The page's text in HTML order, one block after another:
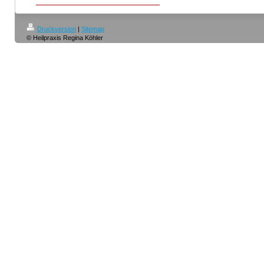
Druckversion | Sitemap
© Heilpraxis Regina Köhler